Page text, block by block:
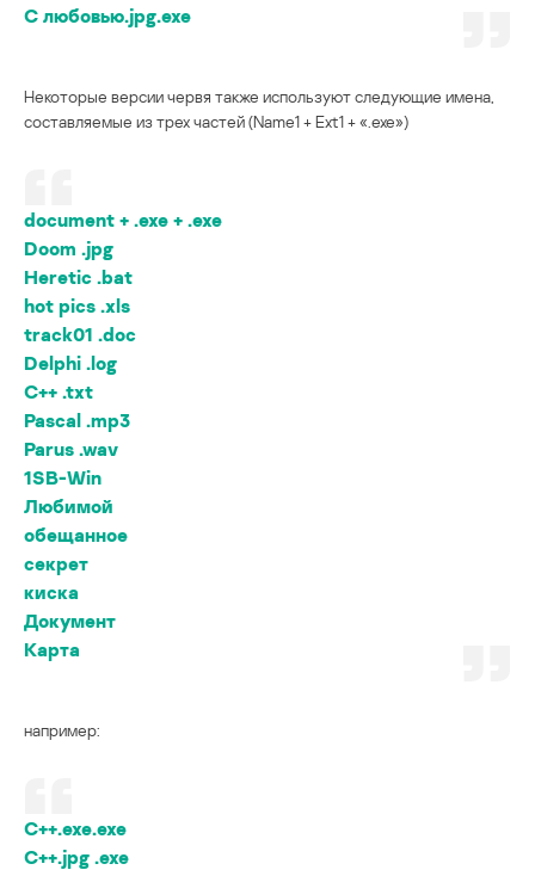
С любовью.jpg.exe
Некоторые версии червя также используют следующие имена,
составляемые из трех частей (Name1 + Ext1 + «.exe»)
document + .exe + .exe
Doom .jpg
Heretic .bat
hot pics .xls
track01 .doc
Delphi .log
C++ .txt
Pascal .mp3
Parus .wav
1SB-Win
Любимой
обещанное
секрет
киска
Документ
Карта
например:
C++.exe.exe
C++.jpg .exe